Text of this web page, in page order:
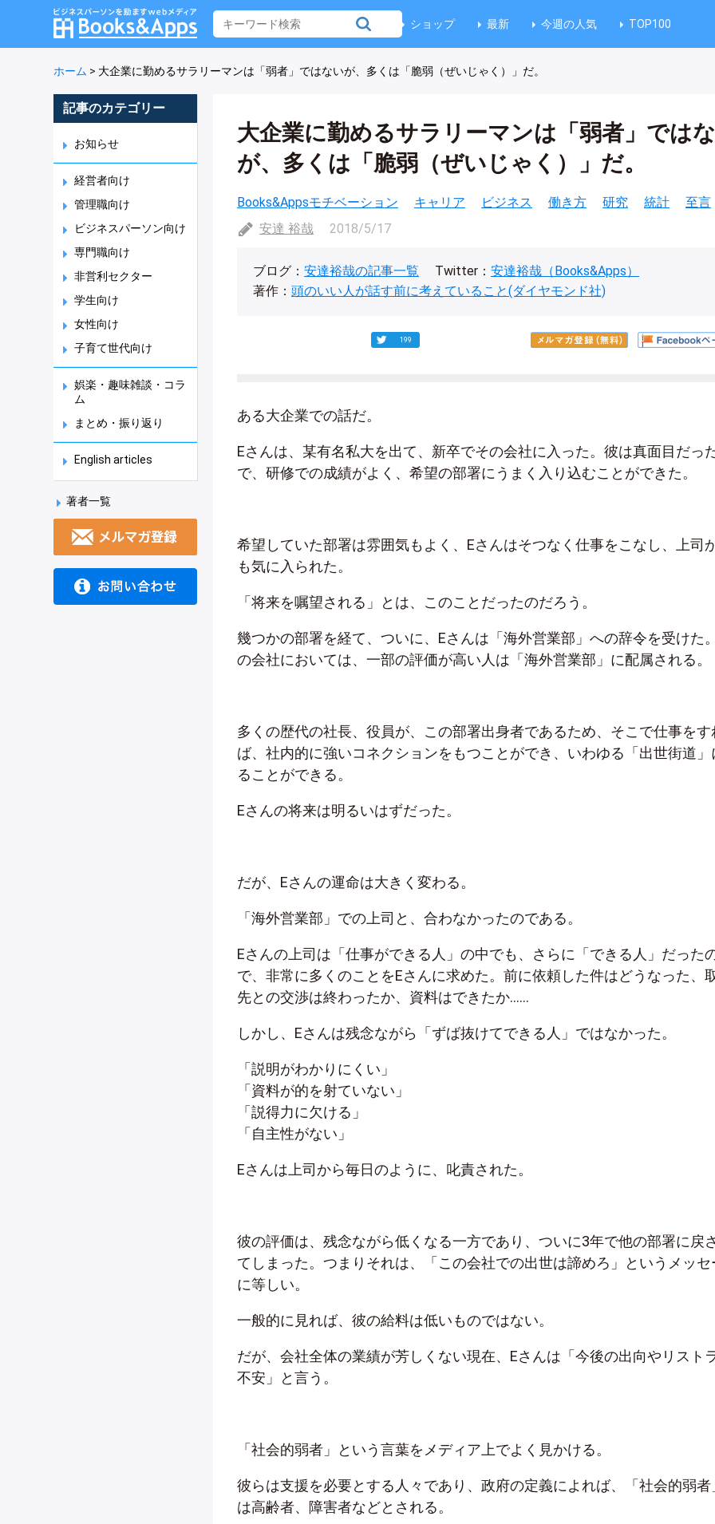
ショップ 最新 今週の人気 TOP100
ホーム > 大企業に勤めるサラリーマンは「弱者」ではないが、多くは「脆弱（ぜいじゃく）」だ。
記事のカテゴリー
お知らせ
経営者向け
管理職向け
ビジネスパーソン向け
専門職向け
非営利セクター
学生向け
女性向け
子育て世代向け
娯楽・趣味雑談・コラ
ム
まとめ・振り返り
English articles
著者一覧
大企業に勤めるサラリーマンは「弱者」では
が、多くは「脆弱（ぜいじゃく）」だ。
Books&Appsモチベーション キャリア ビジネス 働き方 研究 統計
至言
安達 裕哉
2018/5/17
ブログ： 安達裕哉の記事一覧 Twitter： 安達裕哉（Books&Apps）
著作： 頭のいい人が話す前に考えていること(ダイヤモンド社)
199
ある大企業での話だ。
Eさんは、某有名私大を出て、新卒でその会社に入った。彼は真面目だっ
で、研修での成績がよく、希望の部署にうまく入り込むことができた。
希望していた部署は雰囲気もよく、Eさんはそつなく仕事をこなし、上司
も気に入られた。
「将来を嘱望される」とは、このことだったのだろう。
幾つかの部署を経て、ついに、Eさんは「海外営業部」への辞令を受けた
の会社においては、一部の評価が高い人は「海外営業部」に配属される。
多くの歴代の社長、役員が、この部署出身者であるため、そこで仕事をす
ば、社内的に強いコネクションをもつことができ、いわゆる「出世街道」
ることができる。
Eさんの将来は明るいはずだった。
だが、Eさんの運命は大きく変わる。
「海外営業部」での上司と、合わなかったのである。
Eさんの上司は「仕事ができる人」の中でも、さらに「できる人」だった
で、非常に多くのことをEさんに求めた。前に依頼した件はどうなった、取
先との交渉は終わったか、資料はできたか……
しかし、Eさんは残念ながら「ずば抜けてできる人」ではなかった。
「説明がわかりにくい」
「資料が的を射ていない」
「説得力に欠ける」
「自主性がない」
Eさんは上司から毎日のように、叱責された。
彼の評価は、残念ながら低くなる一方であり、ついに3年で他の部署に戻
てしまった。つまりそれは、「この会社での出世は諦めろ」というメッセ
に等しい。
一般的に見れば、彼の給料は低いものではない。
だが、会社全体の業績が芳しくない現在、Eさんは「今後の出向やリスト
不安」と言う。
「社会的弱者」という言葉をメディア上でよく見かける。
彼らは支援を必要とする人々であり、政府の定義によれば、「社会的弱者
は高齢者、障害者などとされる。